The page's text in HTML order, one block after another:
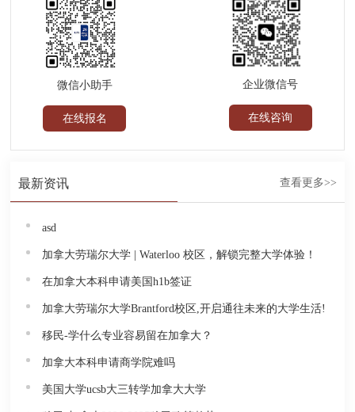
微信小助手
在线报名
企业微信号
在线咨询
最新资讯 查看更多>>
asd
加拿大劳瑞尔大学 | Waterloo 校区，解锁完整大学体验！
在加拿大本科申请美国h1b签证
加拿大劳瑞尔大学Brantford校区,开启通往未来的大学生活!
移民-学什么专业容易留在加拿大？
加拿大本科申请商学院难吗
美国大学ucsb大三转学加拿大大学